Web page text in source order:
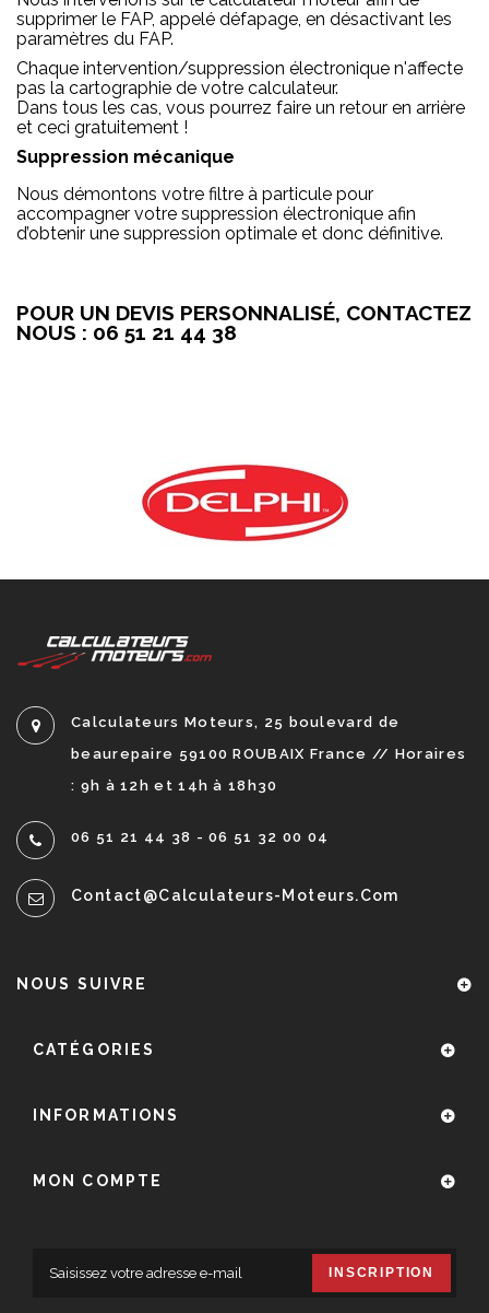
supprimer le FAP, appelé défapage, en désactivant les
paramètres du FAP.
Chaque intervention/suppression électronique n'affecte
pas la cartographie de votre calculateur.
Dans tous les cas, vous pourrez faire un retour en arrière
et ceci gratuitement !
Suppression mécanique
Nous démontons votre filtre à particule pour
accompagner votre suppression électronique afin
d’obtenir une suppression optimale et donc définitive.
POUR UN DEVIS PERSONNALISÉ, CONTACTEZ
NOUS : 06 51 21 44 38
Calculateurs Moteurs, 25 boulevard de
beaurepaire 59100 ROUBAIX France // Horaires
: 9h à 12h et 14h à 18h30
06 51 21 44 38 - 06 51 32 00 04
Contact@calculateurs-Moteurs.com
NOUS SUIVRE
CATÉGORIES
INFORMATIONS
MON COMPTE
INSCRIPTION